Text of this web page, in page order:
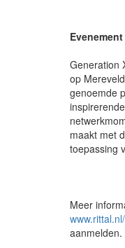
Generation
op
genoemde
maakt met
toepassing
Meer
aanmelden.